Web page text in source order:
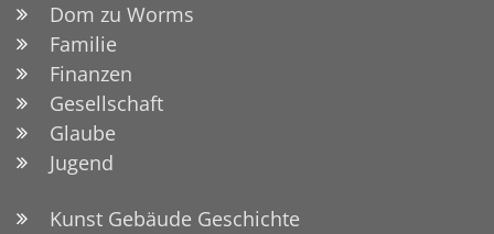
Dom zu Worms
Familie
Finanzen
Gesellschaft
Glaube
Jugend
Kunst Gebäude Geschichte